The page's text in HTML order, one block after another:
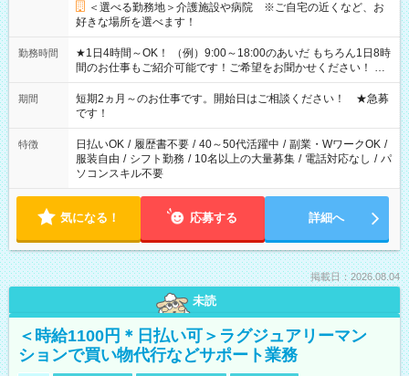
＜選べる勤務地＞介護施設や病院 ※ご自宅の近くなど、お
好きな場所を選べます！
勤務時間
★1日4時間～OK！ （例）9:00～18:00のあいだ もちろん1日8時
間のお仕事もご紹介可能です！ご希望をお聞かせください！ ★
家庭の都合でお休みが必要な場合も遠慮なくご相談ください。
※週最低15時間以上の勤務が必要です
期間
短期2ヵ月～のお仕事です。開始日はご相談ください！ ★急募
です！
特徴 日払いOK / 履歴書不要 / 40～50代活躍中 / 副業・WワークOK /
服装自由 / シフト勤務 / 10名以上の大量募集 / 電話対応なし / パ
ソコンスキル不要
気になる！ 応募する 詳細へ
掲載日：2026.08.04
未読
＜時給1100円＊日払い可＞ラグジュアリーマン
ションで買い物代行などサポート業務